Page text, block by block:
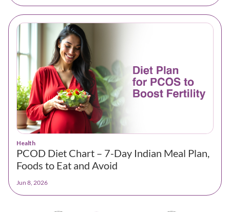
Health
PCOD Diet Chart – 7-Day Indian Meal Plan,
Foods to Eat and Avoid
Jun 8, 2026